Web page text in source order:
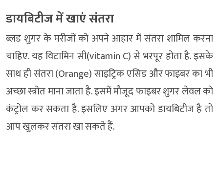
डायबिटीज में खाएं संतरा
ब्लड शुगर के मरीजों को अपने आहार में संतरा शामिल करना
चाहिए. यह विटामिन सी(vitamin C) से भरपूर होता है. इसके
साथ ही संतरा (Orange) साइट्रिक एसिड और फाइबर का भी
अच्छा स्त्रोत माना जाता है. इसमें मौजूद फाइबर शुगर लेवल को
कंट्रोल कर सकता है. इसलिए अगर आपको डायबिटीज है तो
आप खुलकर संतरा खा सकते हैं.